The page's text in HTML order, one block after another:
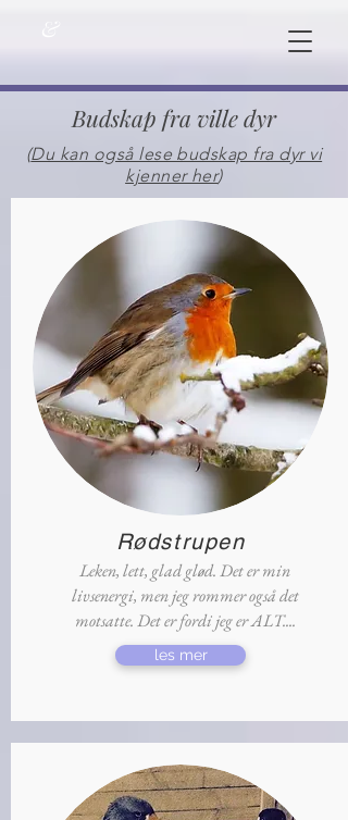
Budskap fra ville dyr
(Du kan også lese budskap fra dyr vi
kjenner her)
Rødstrupen
Leken, lett, glad glød. Det er min
livsenergi, men jeg rommer også det
motsatte. Det er fordi jeg er ALT....
les mer